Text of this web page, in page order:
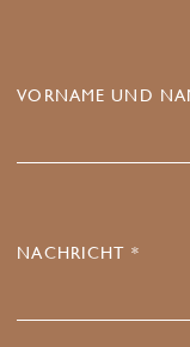
VORNAME UND
NACHRICHT *